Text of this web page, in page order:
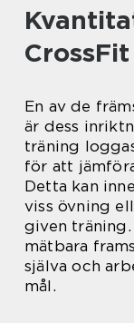
CrossFit
En av de
är dess
träning
för att
Detta kan
viss övning
given
mätbara
själva och
mål.